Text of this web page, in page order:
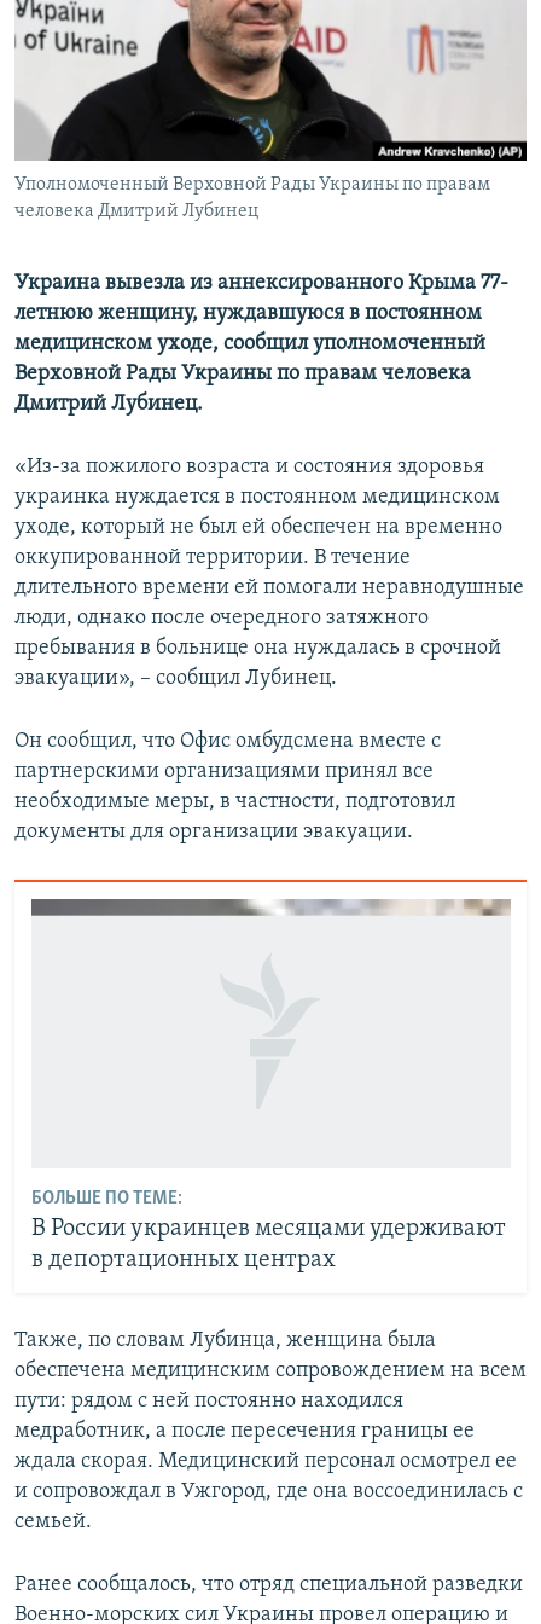
ПОБЕДИТЕЛЕЙ НЕ СУДЯТ?
КРЫМ.НЕПОКОРЕННЫЙ
ELIFBE
УКРАИНСКАЯ ПРОБЛЕМА КРЫМА
ПРИСОЕДИНЯЙТЕСЬ!
Все сайты RFE/RL
Уполномоченный Верховной Рады Украины по правам
человека Дмитрий Лубинец
Украина вывезла из аннексированного Крыма 77-
летнюю женщину, нуждавшуюся в постоянном
медицинском уходе, сообщил уполномоченный
Верховной Рады Украины по правам человека
Дмитрий Лубинец.
«Из-за пожилого возраста и состояния здоровья
украинка нуждается в постоянном медицинском
уходе, который не был ей обеспечен на временно
оккупированной территории. В течение
длительного времени ей помогали неравнодушные
люди, однако после очередного затяжного
пребывания в больнице она нуждалась в срочной
эвакуации», – сообщил Лубинец.
Он сообщил, что Офис омбудсмена вместе с
партнерскими организациями принял все
необходимые меры, в частности, подготовил
документы для организации эвакуации.
БОЛЬШЕ ПО ТЕМЕ:
В России украинцев месяцами удерживают
в депортационных центрах
Также, по словам Лубинца, женщина была
обеспечена медицинским сопровождением на всем
пути: рядом с ней постоянно находился
медработник, а после пересечения границы ее
ждала скорая. Медицинский персонал осмотрел ее
и сопровождал в Ужгород, где она воссоединилась с
семьей.
Ранее сообщалось, что отряд специальной разведки
Военно-морских сил Украины провел операцию и